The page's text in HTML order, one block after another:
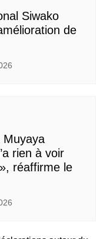
Siwako
de
Muyaya
rien à voir
réaffirme le